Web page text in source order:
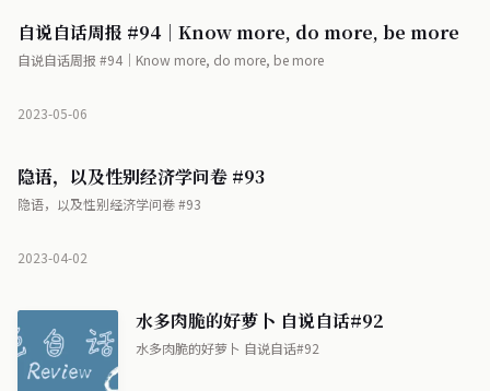
自说自话周报 #94｜Know more, do more, be more
自说自话周报 #94｜Know more, do more, be more
2023-05-06
隐语，以及性别经济学问卷 #93
隐语，以及性别经济学问卷 #93
2023-04-02
水多肉脆的好萝卜 自说自话#92
水多肉脆的好萝卜 自说自话#92